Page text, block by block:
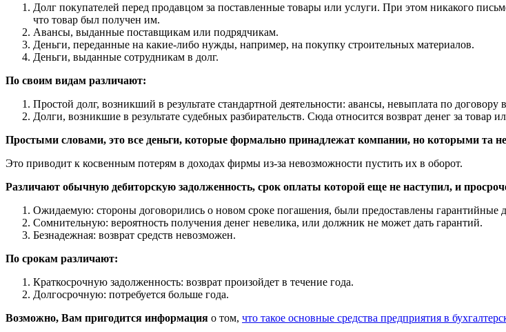
Долг покупателей перед продавцом за поставленные товары или услуги. При этом никакого
что товар был получен им.
Авансы, выданные поставщикам или подрядчикам.
Деньги, переданные на какие-либо нужды, например, на покупку строительных материалов.
Деньги, выданные сотрудникам в долг.
По своим видам различают:
Простой долг, возникший в результате стандартной деятельности: авансы, невыплата по договору
Долги, возникшие в результате судебных разбирательств. Сюда относится возврат денег за товар
Простыми словами, это все деньги, которые формально принадлежат компании, но которыми та не
Это приводит к косвенным потерям в доходах фирмы из-за невозможности пустить их в оборот.
Различают обычную дебиторскую задолженность, срок оплаты которой еще не наступил, и
Ожидаемую: стороны договорились о новом сроке погашения, были предоставлены гарантийные
Сомнительную: вероятность получения денег невелика, или должник не может дать гарантий.
Безнадежная: возврат средств невозможен.
По срокам различают:
Краткосрочную задолженность: возврат произойдет в течение года.
Долгосрочную: потребуется больше года.
Возможно, Вам пригодится информация о том, что такое основные средства предприятия в